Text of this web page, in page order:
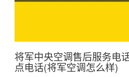
将军中央空调售后服务电
点电话(将军空调怎么样)